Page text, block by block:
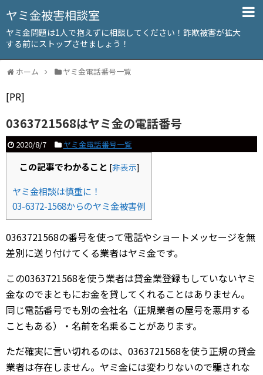
ヤミ金被害相談室
ヤミ金問題は1人で抱えずに相談してください！詐欺被害が拡大
する前にストップさせましょう！
ホーム ヤミ金電話番号一覧
[PR]
0363721568はヤミ金の電話番号
2020/8/7 ヤミ金電話番号一覧
この記事でわかること [非表示]
ヤミ金相談は慎重に！
03-6372-1568からのヤミ金被害例
0363721568の番号を使って電話やショートメッセージを無
差別に送り付けてくる業者はヤミ金です。
この0363721568を使う業者は貸金業登録もしていないヤミ
金なのでまともにお金を貸してくれることはありません。
同じ電話番号でも別の会社名（正規業者の屋号を悪用する
こともある）・名前を名乗ることがあります。
ただ確実に言い切れるのは、0363721568を使う正規の貸金
業者は存在しません。ヤミ金には変わりないので騙されな